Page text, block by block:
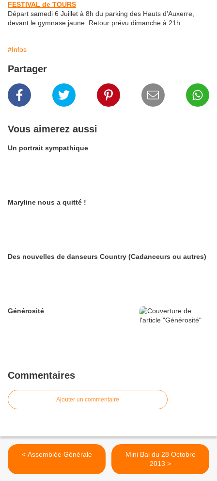
FESTIVAL de TOURS
Départ samedi 6 Juillet à 8h du parking des Hauts d'Auxerre,
devant le gymnase jaune. Retour prévu dimanche à 21h.
#Infos
Partager
Vous aimerez aussi
Un portrait sympathique
Maryline nous a quitté !
Des nouvelles de danseurs Country (Cadanceurs ou autres)
Générosité
Commentaires
Ajouter un commentaire
< Assemblée Générale
Mini Bal du 28 Octobre
2013 >